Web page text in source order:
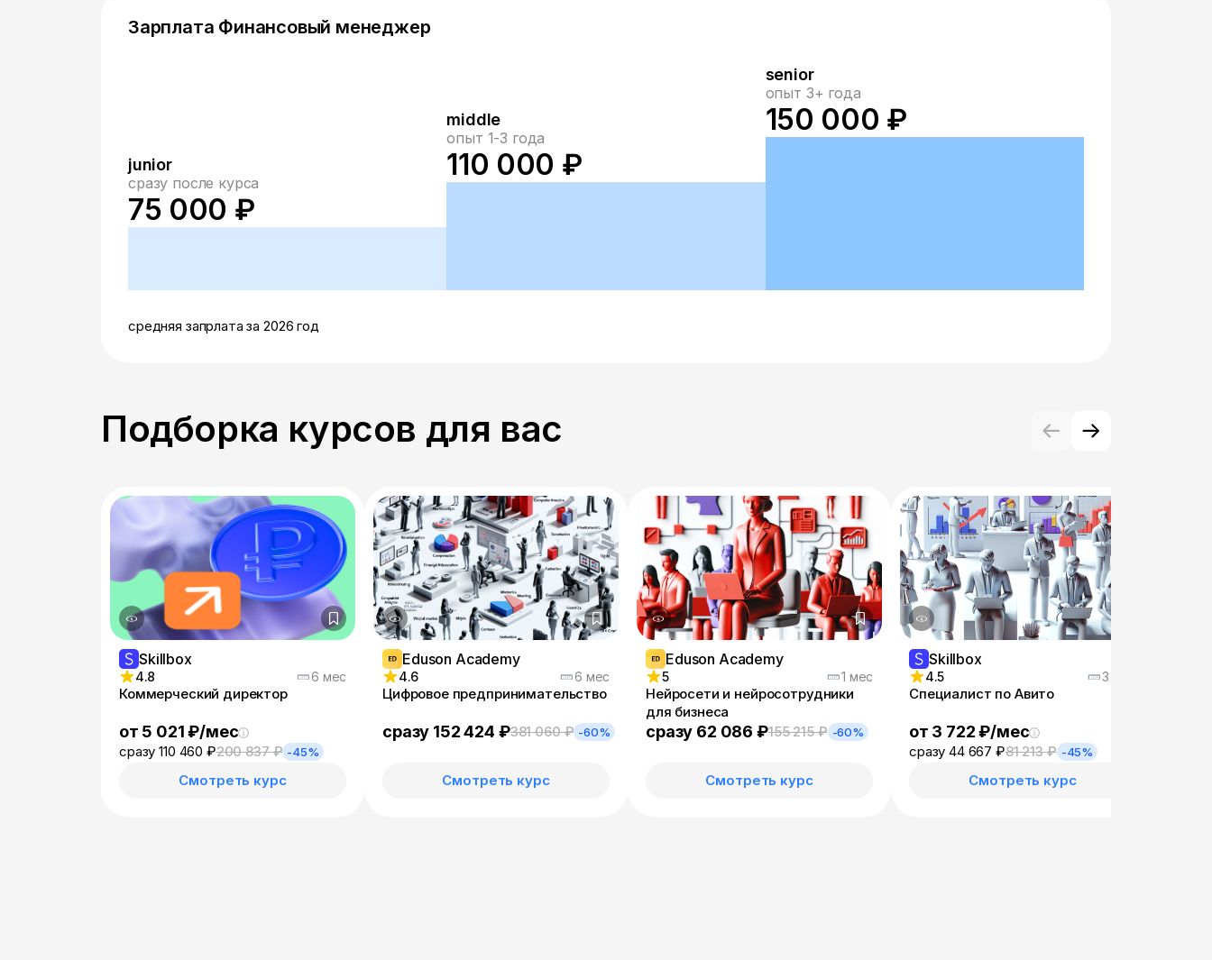
Зарплата Финансовый менеджер
junior
сразу после курса
75 000 ₽
middle
опыт 1-3 года
110 000 ₽
senior
опыт 3+ года
150 000 ₽
средняя запрлата за 2026 год
Подборка курсов для вас
Skillbox
4.8 6 мес
Коммерческий директор
от 5 021 ₽/мес
сразу 110 460 ₽200 837 ₽ -45%
Смотреть курс
Eduson Academy
4.6 6 мес
Цифровое предпринимательство
сразу 152 424 ₽381 060 ₽ -60%
Смотреть курс
Eduson Academy
5 1 мес
Нейросети и нейросотрудники
для бизнеса
сразу 62 086 ₽155 215 ₽ -60%
Смотреть курс
Skillbox
4.5 3 мес
Специалист по Авито
от 3 722 ₽/мес
сразу 44 667 ₽81 213 ₽ -45%
Смотреть курс